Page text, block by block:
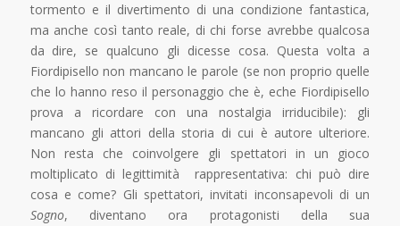
tormento e il divertimento di una condizione fantastica,
ma anche così tanto reale, di chi forse avrebbe qualcosa
da dire, se qualcuno gli dicesse cosa. Questa volta a
Fiordipisello non mancano le parole (se non proprio quelle
che lo hanno reso il personaggio che è, eche Fiordipisello
prova a ricordare con una nostalgia irriducibile): gli
mancano gli attori della storia di cui è autore ulteriore.
Non resta che coinvolgere gli spettatori in un gioco
moltiplicato di legittimità rappresentativa: chi può dire
cosa e come? Gli spettatori, invitati inconsapevoli di un
Sogno, diventano ora protagonisti della sua